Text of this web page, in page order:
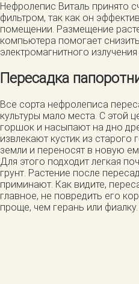
Нефролепис Виталь принято
фильтром, так как он
помещении. Размещение
компьютера помогает
электромагнитного
Пересадка
Все сорта нефролеписа
культуры мало места. С этой
горшок и насыпают на дно
извлекают кустик из
земли и переносят в новую
Для этого подходит легкая
грунт. Растение после
приминают. Как видите,
главное, не повредить его
проще, чем герань или фиалку.